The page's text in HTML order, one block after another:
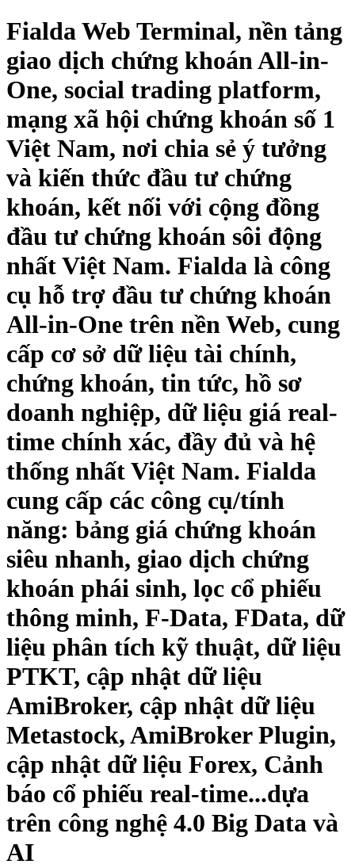
Fialda Web Terminal, nền tảng
giao dịch chứng khoán All-in-
One, social trading platform,
mạng xã hội chứng khoán số 1
Việt Nam, nơi chia sẻ ý tưởng
và kiến thức đầu tư chứng
khoán, kết nối với cộng đồng
đầu tư chứng khoán sôi động
nhất Việt Nam. Fialda là công
cụ hỗ trợ đầu tư chứng khoán
All-in-One trên nền Web, cung
cấp cơ sở dữ liệu tài chính,
chứng khoán, tin tức, hồ sơ
doanh nghiệp, dữ liệu giá real-
time chính xác, đầy đủ và hệ
thống nhất Việt Nam. Fialda
cung cấp các công cụ/tính
năng: bảng giá chứng khoán
siêu nhanh, giao dịch chứng
khoán phái sinh, lọc cổ phiếu
thông minh, F-Data, FData, dữ
liệu phân tích kỹ thuật, dữ liệu
PTKT, cập nhật dữ liệu
AmiBroker, cập nhật dữ liệu
Metastock, AmiBroker Plugin,
cập nhật dữ liệu Forex, Cảnh
báo cổ phiếu real-time...dựa
trên công nghệ 4.0 Big Data và
AI